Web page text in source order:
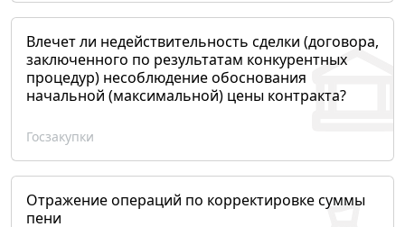
Влечет ли недействительность сделки (договора,
заключенного по результатам конкурентных
процедур) несоблюдение обоснования
начальной (максимальной) цены контракта?
Госзакупки
Отражение операций по корректировке суммы
пени